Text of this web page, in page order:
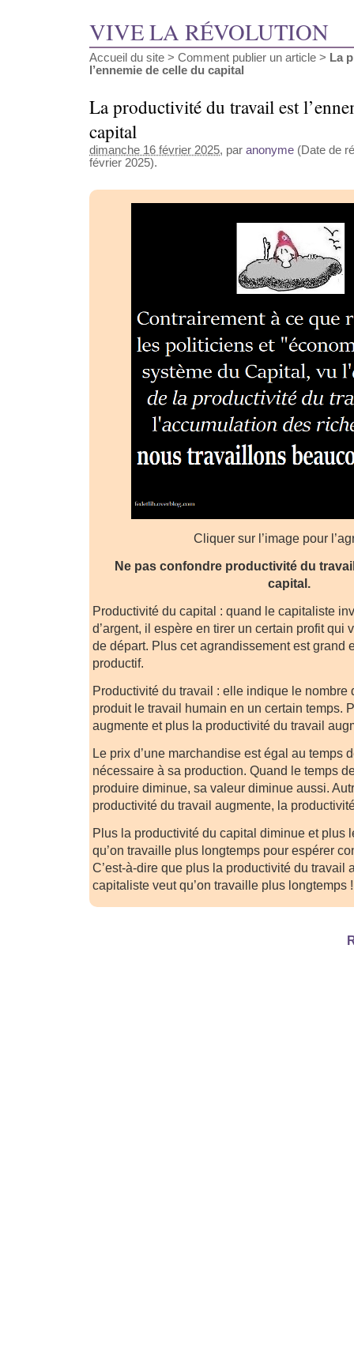
VIVE LA RÉVOLUTION
Accueil du site > Comment publier un article > La
l’ennemie de celle du capital
La productivité du travail est
capital
dimanche 16 février 2025, par anonyme (Date de
février 2025).
Cliquer sur l’image pour
Ne pas confondre productivité du
capital.
Productivité du capital : quand le capitaliste
d’argent, il espère en tirer un certain profit qui
de départ. Plus cet agrandissement est grand
productif.
Productivité du travail : elle indique le nombre
produit le travail humain en un certain temps.
augmente et plus la productivité du travail
Le prix d’une marchandise est égal au temps
nécessaire à sa production. Quand le temps
produire diminue, sa valeur diminue aussi.
productivité du travail augmente, la
Plus la productivité du capital diminue et plus
qu’on travaille plus longtemps pour espérer
C’est-à-dire que plus la productivité du travail
capitaliste veut qu’on travaille plus longtemps !